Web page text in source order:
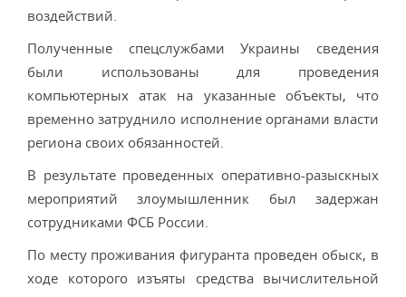
воздействий.
Полученные спецслужбами Украины сведения
были использованы для проведения
компьютерных атак на указанные объекты, что
временно затруднило исполнение органами власти
региона своих обязанностей.
В результате проведенных оперативно-разыскных
мероприятий злоумышленник был задержан
сотрудниками ФСБ России.
По месту проживания фигуранта проведен обыск, в
ходе которого изъяты средства вычислительной